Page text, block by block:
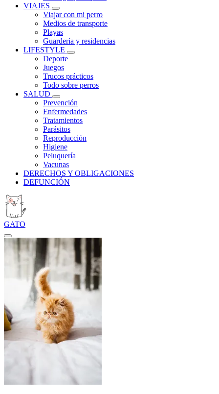
VIAJES
Viajar con mi perro
Medios de transporte
Playas
Guardería y residencias
LIFESTYLE
Deporte
Juegos
Trucos prácticos
Todo sobre perros
SALUD
Prevención
Enfermedades
Tratamientos
Parásitos
Reproducción
Higiene
Peluquería
Vacunas
DERECHOS Y OBLIGACIONES
DEFUNCIÓN
GATO